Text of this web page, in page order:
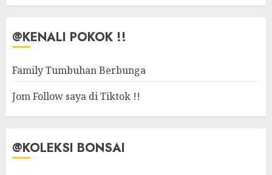
@KENALI POKOK !!
Family Tumbuhan Berbunga
Jom Follow saya di Tiktok !!
@KOLEKSI BONSAI